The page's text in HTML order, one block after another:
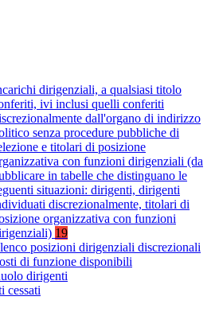
dirigenziali, a qualsiasi titolo
ivi inclusi quelli conferiti
dall'organo di indirizzo
senza procedure pubbliche di
e titolari di posizione
con funzioni dirigenziali (da
in tabelle che distinguano le
situazioni: dirigenti, dirigenti
discrezionalmente, titolari di
organizzativa con funzioni
19
posizioni dirigenziali discrezionali
di funzione disponibili
dirigenti
cessati